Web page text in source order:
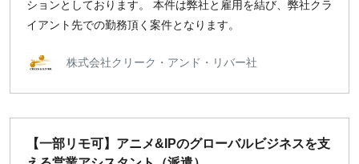
ションとしております。 本件は弊社と雇用を結び、弊社クラ
イアント先での勤務頂く案件となります。
株式会社クリーク・アンド・リバー社
【一部リモ可】アニメ&IPのグローバルビジネスを支